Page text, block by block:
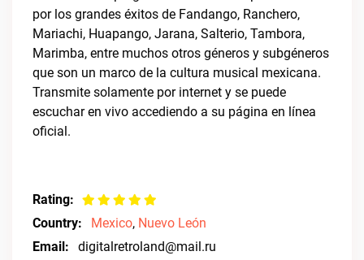
por los grandes éxitos de Fandango, Ranchero,
Mariachi, Huapango, Jarana, Salterio, Tambora,
Marimba, entre muchos otros géneros y subgéneros
que son un marco de la cultura musical mexicana.
Transmite solamente por internet y se puede
escuchar en vivo accediendo a su página en línea
oficial.
Rating:
Country:
Mexico, Nuevo León
Email:
digitalretroland@mail.ru